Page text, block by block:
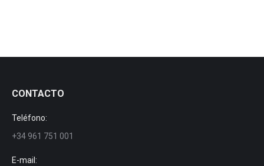
CONTACTO
Teléfono:
+34 961 751 001
E-mail: